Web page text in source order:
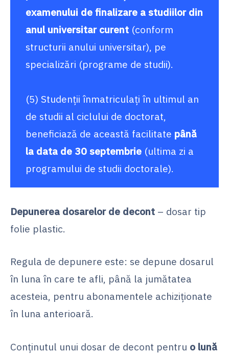
examenului de finalizare a studiilor din
anul universitar curent (conform
structurii anului universitar), pe
specializări (programe de studii).
(5) Studenţii înmatriculaţi în ultimul an
de studii al ciclului de doctorat,
beneficiază de această facilitate până
la data de 30 septembrie (ultima zi a
programului de studii doctorale).
Depunerea dosarelor de decont – dosar tip
folie plastic.
Regula de depunere este: se depune dosarul
în luna în care te afli, până la jumătatea
acesteia, pentru abonamentele achiziționate
în luna anterioară.
Conținutul unui dosar de decont pentru o lună